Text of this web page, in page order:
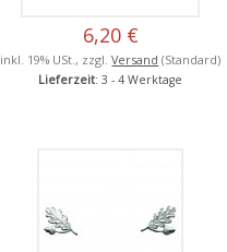
6,20 €
inkl. 19% USt., zzgl.Versand (Standard)
Lieferzeit: 3 - 4 Werktage